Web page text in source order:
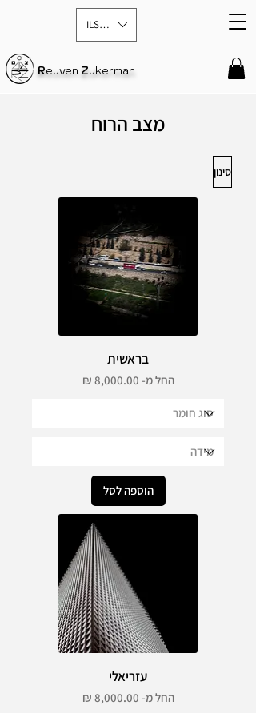
ILS (₪)
Reuven Zukerman
מצב הרוח
סינון
בראשית
החל מ-
מחיר מבצע
הוספה לסל
עזריאלי
החל מ-
מחיר מבצע